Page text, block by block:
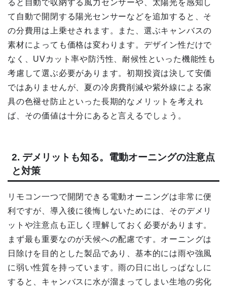
ると自動で収納する風力センサーや、太陽光を感知し
て自動で開閉する陽光センサーなどを追加すると、そ
の分費用は上乗せされます。また、選ぶキャンバスの
素材によっても価格は変わります。デザイン性だけで
なく、UVカット率や防汚性、耐候性といった機能性も
考慮して選ぶ必要があります。初期投資は決して安価
ではありませんが、夏の冷房費削減や紫外線による家
具の色褪せ防止といった長期的なメリットを考えれ
ば、その価値は十分にあると言えるでしょう。
2. デメリットも知る。電動オーニングの注意点
と対策
リモコン一つで開閉できる電動オーニングは非常に便
利ですが、導入後に後悔しないためには、そのデメリ
ットや注意点も正しく理解しておく必要があります。
まず最も重要なのが天候への配慮です。オーニングは
日除けを目的とした製品であり、基本的には雨や強風
に弱い性質を持っています。雨の日に出しっぱなしに
すると、キャンバスに水が溜まってしまい生地の劣化